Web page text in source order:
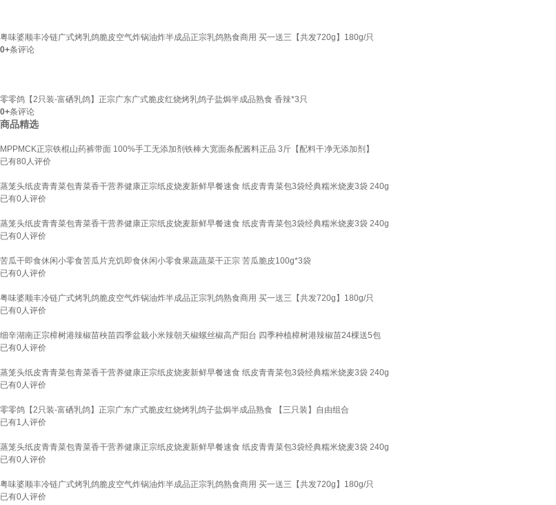
粤味婆顺丰冷链广式烤乳鸽脆皮空气炸锅油炸半成品正宗乳鸽熟食商用 买一送三【共发720g】180g/只
0+条评论
零零鸽【2只装-富硒乳鸽】正宗广东广式脆皮红烧烤乳鸽子盐焗半成品熟食 香辣*3只
0+条评论
商品精选
MPPMCK正宗铁棍山药裤带面 100%手工无添加剂铁棒大宽面条配酱料正品 3斤【配料干净无添加剂】
已有80人评价
蒸笼头纸皮青青菜包青菜香干营养健康正宗纸皮烧麦新鲜早餐速食 纸皮青青菜包3袋经典糯米烧麦3袋 240g
已有0人评价
蒸笼头纸皮青青菜包青菜香干营养健康正宗纸皮烧麦新鲜早餐速食 纸皮青青菜包3袋经典糯米烧麦3袋 240g
已有0人评价
苦瓜干即食休闲小零食苦瓜片充饥即食休闲小零食果蔬蔬菜干正宗 苦瓜脆皮100g*3袋
已有0人评价
粤味婆顺丰冷链广式烤乳鸽脆皮空气炸锅油炸半成品正宗乳鸽熟食商用 买一送三【共发720g】180g/只
已有0人评价
细辛湖南正宗樟树港辣椒苗秧苗四季盆栽小米辣朝天椒螺丝椒高产阳台 四季种植樟树港辣椒苗24棵送5包
已有0人评价
蒸笼头纸皮青青菜包青菜香干营养健康正宗纸皮烧麦新鲜早餐速食 纸皮青青菜包3袋经典糯米烧麦3袋 240g
已有0人评价
零零鸽【2只装-富硒乳鸽】正宗广东广式脆皮红烧烤乳鸽子盐焗半成品熟食 【三只装】自由组合
已有1 人评价
蒸笼头纸皮青青菜包青菜香干营养健康正宗纸皮烧麦新鲜早餐速食 纸皮青青菜包3袋经典糯米烧麦3袋 240g
已有0人评价
粤味婆顺丰冷链广式烤乳鸽脆皮空气炸锅油炸半成品正宗乳鸽熟食商用 买一送三【共发720g】180g/只
已有0人评价